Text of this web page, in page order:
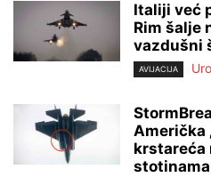
Italiji već
Rim šalje
vazdušni
AVIJACIJA
Američka
krstareća